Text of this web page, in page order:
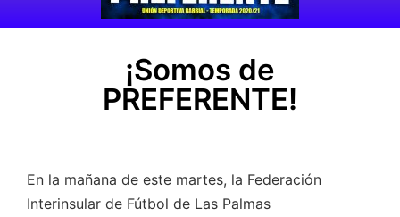
¡Somos de
PREFERENTE!
En la mañana de este martes, la Federación
Interinsular de Fútbol de Las Palmas